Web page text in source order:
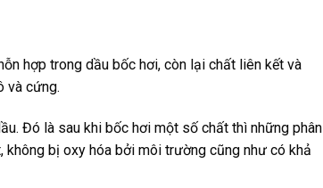
hợp trong dầu bốc hơi, còn lại chất liên kết và
và cứng.
Đó là sau khi bốc hơi một số chất thì những phân
bị oxy hóa bởi môi trường cũng như có khả